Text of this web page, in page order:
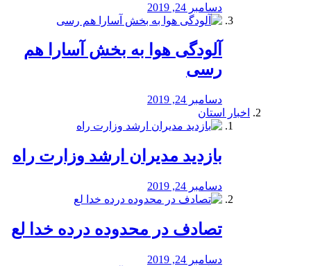
دسامبر 24, 2019
آلودگی هوا به بخش آسارا هم
رسی
دسامبر 24, 2019
اخبار استان
بازدید مدیران ارشد وزارت راه
دسامبر 24, 2019
تصادف در محدوده درده خدا لع
دسامبر 24, 2019